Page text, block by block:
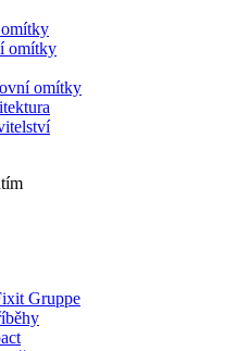
omítky
omítky
Gruppe